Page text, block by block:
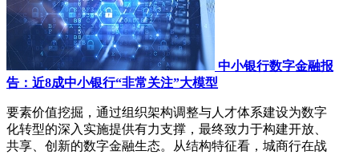
中小银行数字金融报
告：近8成中小银行“非常关注”大模型
要素价值挖掘，通过组织架构调整与人才体系建设为数字
化转型的深入实施提供有力支撑，最终致力于构建开放、
共享、创新的数字金融生态。从结构特征看，城商行在战